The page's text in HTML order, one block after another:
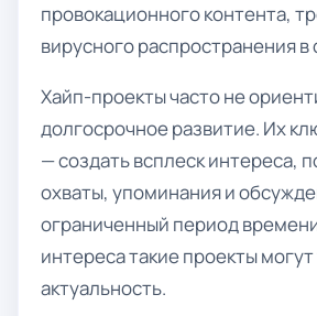
провокационного контента,
вирусного распространения в
Хайп-проекты часто не
долгосрочное развитие. Их
— создать всплеск интереса,
охваты, упоминания и
ограниченный период
интереса такие проекты
актуальность.